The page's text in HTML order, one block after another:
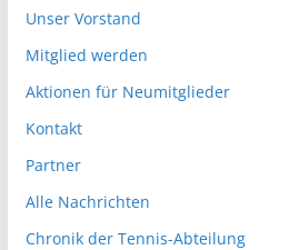
Unser Vorstand
Mitglied werden
Aktionen für Neumitglieder
Kontakt
Partner
Alle Nachrichten
Chronik der Tennis-Abteilung